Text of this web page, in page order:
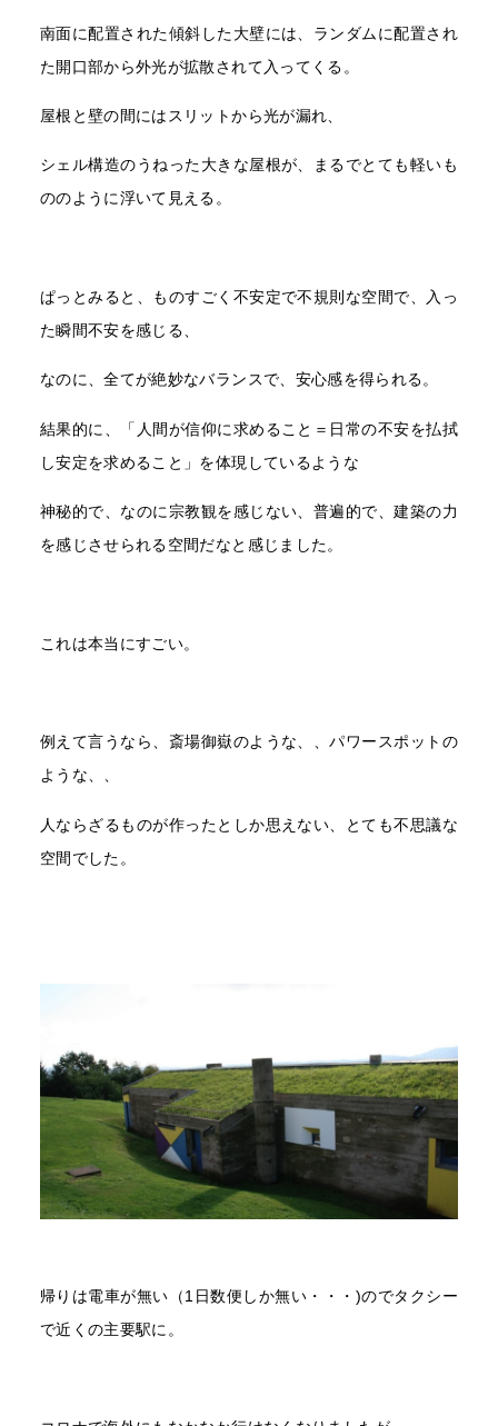
南面に配置された傾斜した大壁には、ランダムに配置され
た開口部から外光が拡散されて入ってくる。
屋根と壁の間にはスリットから光が漏れ、
シェル構造のうねった大きな屋根が、まるでとても軽いも
ののように浮いて見える。
ぱっとみると、ものすごく不安定で不規則な空間で、入っ
た瞬間不安を感じる、
なのに、全てが絶妙なバランスで、安心感を得られる。
結果的に、「人間が信仰に求めること＝日常の不安を払拭
し安定を求めること」を体現しているような
神秘的で、なのに宗教観を感じない、普遍的で、建築の力
を感じさせられる空間だなと感じました。
これは本当にすごい。
例えて言うなら、斎場御嶽のような、、パワースポットの
ような、、
人ならざるものが作ったとしか思えない、とても不思議な
空間でした。
帰りは電車が無い（1日数便しか無い・・・)のでタクシー
で近くの主要駅に。